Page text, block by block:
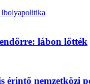
politika
lábon lőtték
érintő nemzetközi